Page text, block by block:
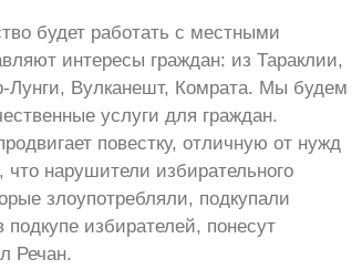
будет работать с местными
интересы граждан: из Тараклии,
Лунги, Вулканешт, Комрата. Мы будем
услуги для граждан.
повестку, отличную от нужд
нарушители избирательного
злоупотребляли, подкупали
избирателей, понесут
Речан.